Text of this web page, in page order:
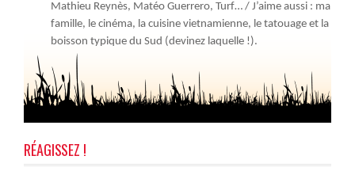
Mathieu Reynès, Matéo Guerrero, Turf… / J’aime aussi : ma
famille, le cinéma, la cuisine vietnamienne, le tatouage et la
boisson typique du Sud (devinez laquelle !).
RÉAGISSEZ !